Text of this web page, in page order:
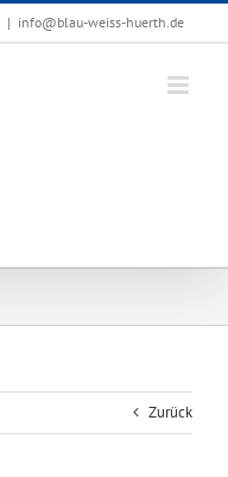
| info@blau-weiss-huerth.de
Zurück